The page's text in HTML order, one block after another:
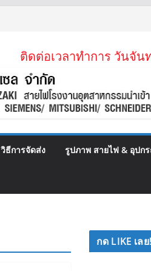
ติดต่อเวลาทำการ วันจัน
วิธีการจัดส่ง รูปภาพ สายไฟ & อุปก
กด LIKE เลย!